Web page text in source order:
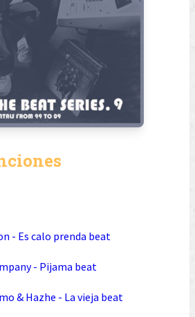
- Es calo prenda beat
- Pijama beat
& Hazhe - La vieja beat